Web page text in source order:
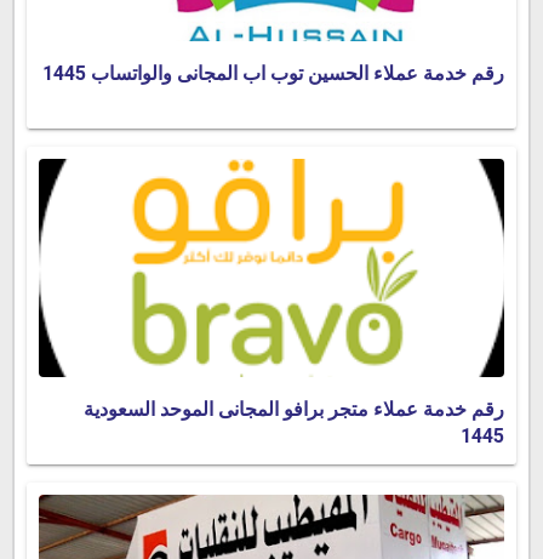
رقم خدمة عملاء الحسين توب اب المجانى والواتساب 1445
رقم خدمة عملاء متجر برافو المجانى الموحد السعودية
1445